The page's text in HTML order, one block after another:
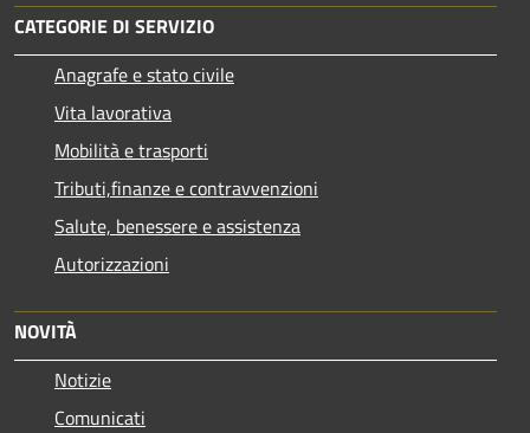
CATEGORIE DI SERVIZIO
Anagrafe e stato civile
Vita lavorativa
Mobilità e trasporti
Tributi,finanze e contravvenzioni
Salute, benessere e assistenza
Autorizzazioni
NOVITÀ
Notizie
Comunicati